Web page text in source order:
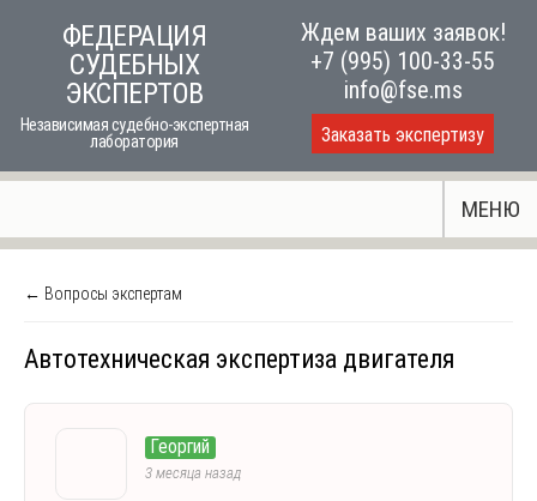
ФЕДЕРАЦИЯ
СУДЕБНЫХ
ЭКСПЕРТОВ
Независимая судебно-экспертная
лаборатория
Ждем ваших заявок!
+7 (995) 100-33-55
info@fse.ms
Заказать экспертизу
МЕНЮ
← Вопросы экспертам
Автотехническая экспертиза двигателя
Георгий
3 месяца назад